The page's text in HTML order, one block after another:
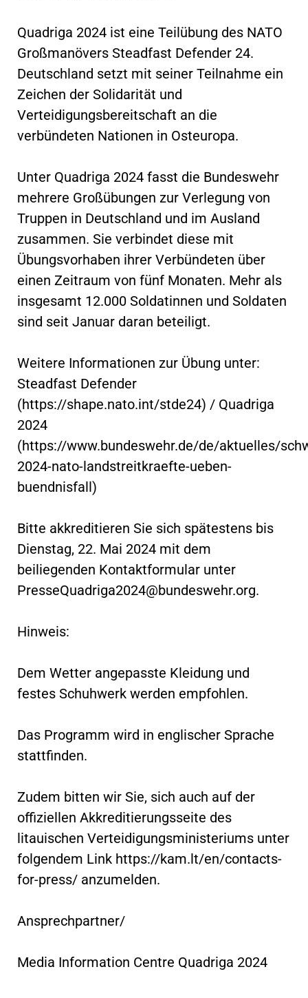
Quadriga 2024 ist eine Teilübung des NATO
Großmanövers Steadfast Defender 24.
Deutschland setzt mit seiner Teilnahme ein
Zeichen der Solidarität und
Verteidigungsbereitschaft an die
verbündeten Nationen in Osteuropa.
Unter Quadriga 2024 fasst die Bundeswehr
mehrere Großübungen zur Verlegung von
Truppen in Deutschland und im Ausland
zusammen. Sie verbindet diese mit
Übungsvorhaben ihrer Verbündeten über
einen Zeitraum von fünf Monaten. Mehr als
insgesamt 12.000 Soldatinnen und Soldaten
sind seit Januar daran beteiligt.
Weitere Informationen zur Übung unter:
Steadfast Defender
(https://shape.nato.int/stde24) / Quadriga
2024
(https://www.bundeswehr.de/de/aktuelles/
2024-nato-landstreitkraefte-ueben-
buendnisfall)
Bitte akkreditieren Sie sich spätestens bis
Dienstag, 22. Mai 2024 mit dem
beiliegenden Kontaktformular unter
PresseQuadriga2024@bundeswehr.org.
Hinweis:
Dem Wetter angepasste Kleidung und
festes Schuhwerk werden empfohlen.
Das Programm wird in englischer Sprache
stattfinden.
Zudem bitten wir Sie, sich auch auf der
offiziellen Akkreditierungsseite des
litauischen Verteidigungsministeriums unter
folgendem Link https://kam.lt/en/contacts-
for-press/ anzumelden.
Ansprechpartner/
Media Information Centre Quadriga 2024